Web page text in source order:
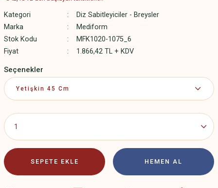
Kategori
Diz Sabitleyiciler - Breysler
Marka
Mediform
Stok Kodu
MFK1020-1075_6
Fiyat
1.866,42 TL + KDV
Seçenekler
SEPETE EKLE HEMEN AL